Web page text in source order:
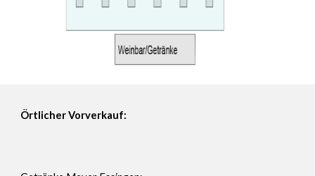
ÖrtlicherVorverkauf: